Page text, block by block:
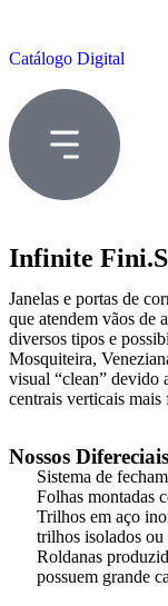
Catálogo Digital
Infinite
Janelas e portas de
que atendem vãos de
diversos tipos e
Mosquiteira,
visual “clean” devido
centrais verticais
Nossos Difereciais
Sistema de
Folhas montadas
Trilhos em aço
trilhos isolados ou
Roldanas
possuem grande